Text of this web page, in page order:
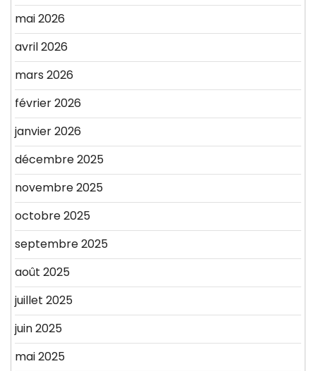
mai 2026
avril 2026
mars 2026
février 2026
janvier 2026
décembre 2025
novembre 2025
octobre 2025
septembre 2025
août 2025
juillet 2025
juin 2025
mai 2025